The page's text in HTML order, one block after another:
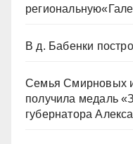
В д. Бабенки
Семья Смирновых
получила медаль
губернатора